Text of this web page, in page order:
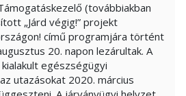
(továbbiakban
„Járd végig!” projekt
című programjára történt
20. napon lezárultak. A
egészségügyi
utazásokat 2020. március